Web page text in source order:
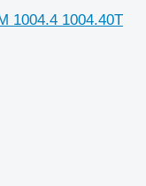
1004.4 1004.40T